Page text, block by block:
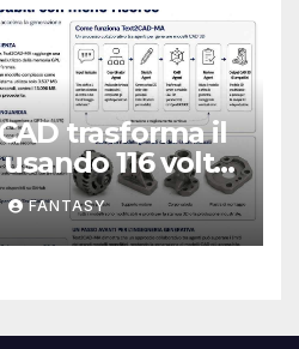
trasforma il
116 volte
FANTASY